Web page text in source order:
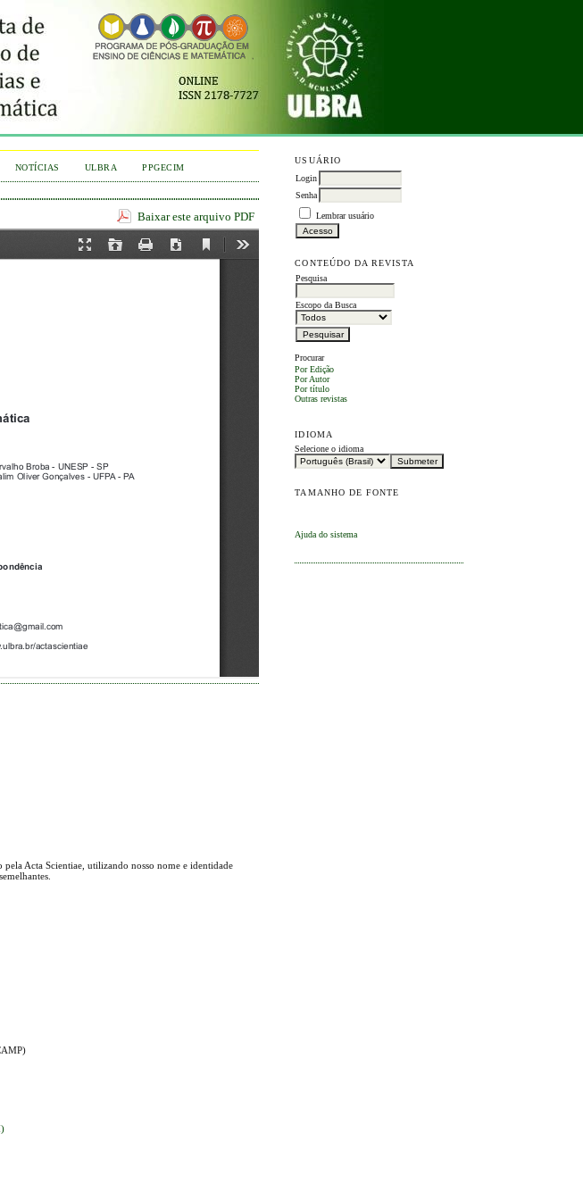
USUÁRIO
Login
Senha
Lembrar usuário
CONTEÚDO DA REVISTA
Pesquisa
Escopo da Busca
Procurar
Por Edição
Por Autor
Por título
Outras revistas
IDIOMA
Selecione o idioma
TAMANHO DE FONTE
Ajuda do sistema
NOTÍCIAS ULBRA PPGECIM
Baixar este arquivo PDF
pela Acta Scientiae, utilizando nosso nome e identidade